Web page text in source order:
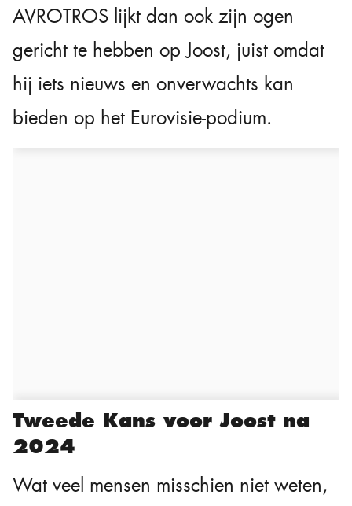
AVROTROS lijkt dan ook zijn ogen
gericht te hebben op Joost, juist omdat
hij iets nieuws en onverwachts kan
bieden op het Eurovisie-podium.
Tweede Kans voor Joost na
2024
Wat veel mensen misschien niet weten,